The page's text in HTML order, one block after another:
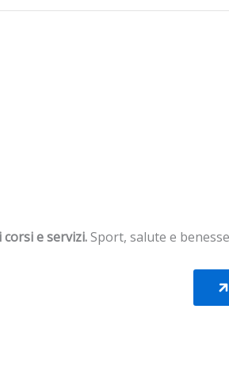
e servizi.Sport, salute e